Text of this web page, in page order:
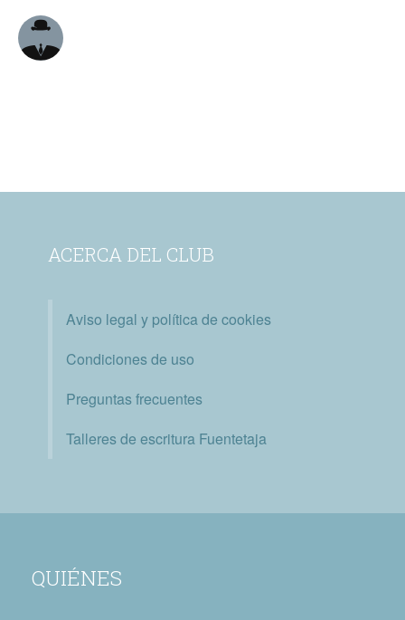
ACERCA DEL CLUB
Aviso legal y política de cookies
Condiciones de uso
Preguntas frecuentes
Talleres de escritura Fuentetaja
QUIÉNES